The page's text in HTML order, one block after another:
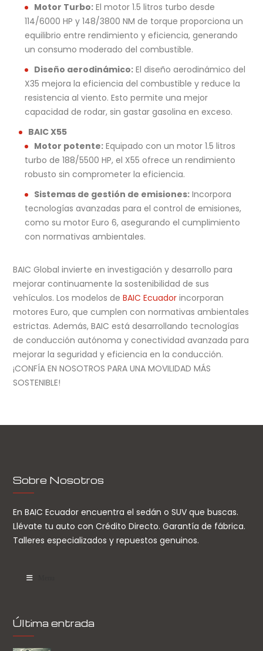
Motor Turbo: El motor 1.5 litros turbo desde
114/6000 HP y 148/3800 NM de torque proporciona un
equilibrio entre rendimiento y eficiencia, generando
un consumo moderado del combustible.
Diseño aerodinámico: El diseño aerodinámico del
X35 mejora la eficiencia del combustible y reduce la
resistencia al viento. Esto permite una mejor
capacidad de rodar, sin gastar gasolina en exceso.
BAIC X55
Motor potente: Equipado con un motor 1.5 litros
turbo de 188/5500 HP, el X55 ofrece un rendimiento
robusto sin comprometer la eficiencia.
Sistemas de gestión de emisiones: Incorpora
tecnologías avanzadas para el control de emisiones,
como su motor Euro 6, asegurando el cumplimiento
con normativas ambientales.
BAIC Global invierte en investigación y desarrollo para
mejorar continuamente la sostenibilidad de sus
vehículos. Los modelos deBAIC Ecuador incorporan
motores Euro, que cumplen con normativas ambientales
estrictas. Además, BAIC está desarrollando tecnologías
de conducción autónoma y conectividad avanzada para
mejorar la seguridad y eficiencia en la conducción.
¡CONFÍA EN NOSOTROS PARA UNA MOVILIDAD MÁS
SOSTENIBLE!
Sobre Nosotros
En BAIC Ecuador encuentra el sedán o SUV que buscas.
Llévate tu auto con Crédito Directo. Garantía de fábrica.
Talleres especializados y repuestos genuinos.
Última entrada